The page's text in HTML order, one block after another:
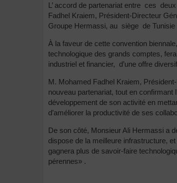
L’ accord de partenariat entre ces
Fadhel Kraiem, Président-Directeur
Groupe Hermassi, au siège de Tunisie
À la faveur de cette convention
technologique des grands comptes,
industriel et financier, d’une offre
M. Mohamed Fadhel Kraiem,
nouveau partenariat, tout en confirmant
développement de son activité en
d’améliorer la productivité de ses
De son côté, Monsieur Ali Hermassi a
dispose de la meilleure infrastructure,
gagnera plus de savoir-faire
pérennes» .